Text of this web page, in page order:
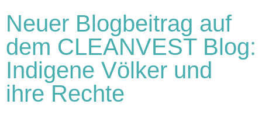
Neuer Blogbeitrag auf
dem CLEANVEST Blog:
Indigene Völker und
ihre Rechte